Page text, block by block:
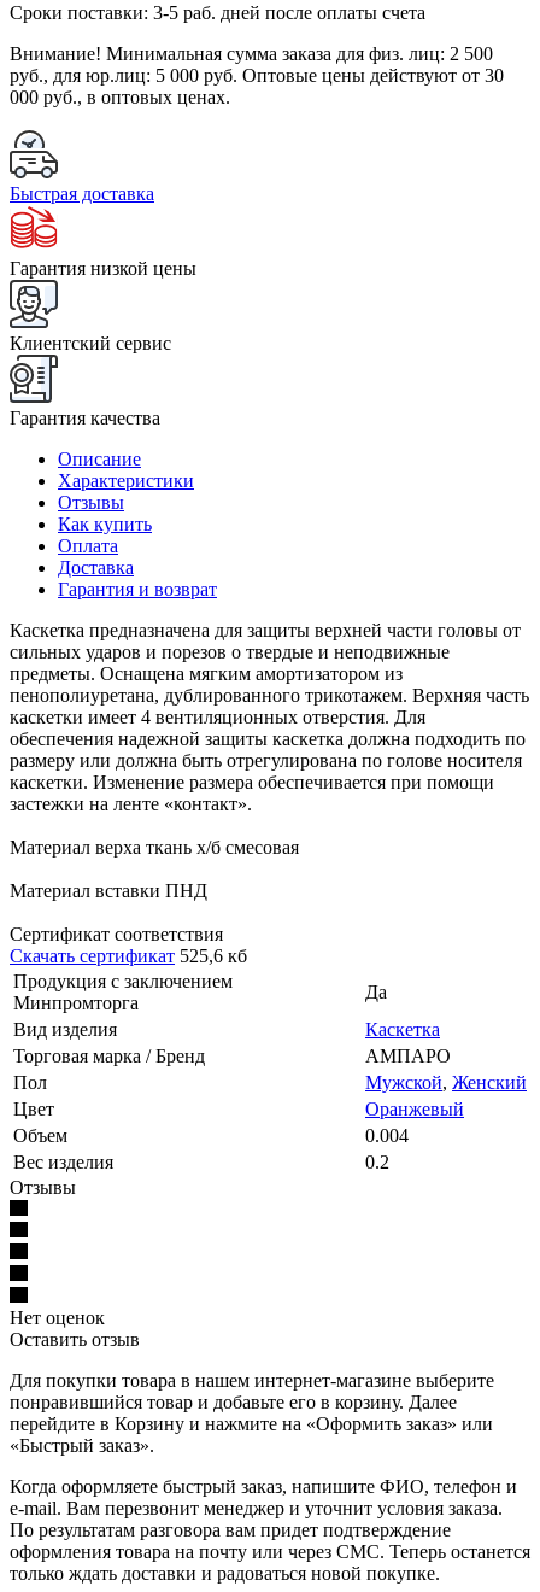
Сроки поставки: 3-5 раб. дней после оплаты счета
Внимание! Минимальная сумма заказа для физ. лиц: 2 500
руб., для юр.лиц: 5 000 руб. Оптовые цены действуют от 30
000 руб., в оптовых ценах.
Быстрая доставка
Гарантия низкой цены
Клиентский сервис
Гарантия качества
Описание
Характеристики
Отзывы
Как купить
Оплата
Доставка
Гарантия и возврат
Каскетка предназначена для защиты верхней части головы от
сильных ударов и порезов о твердые и неподвижные
предметы. Оснащена мягким амортизатором из
пенополиуретана, дублированного трикотажем. Верхняя часть
каскетки имеет 4 вентиляционных отверстия. Для
обеспечения надежной защиты каскетка должна подходить по
размеру или должна быть отрегулирована по голове носителя
каскетки. Изменение размера обеспечивается при помощи
застежки на ленте «контакт».
Материал верха ткань х/б смесовая
Материал вставки ПНД
Сертификат соответствия
Скачать сертификат 525,6 кб
Продукция с заключением
Минпромторга
Да
Вид изделия
Каскетка
Торговая марка / Бренд
АМПАРО
Пол
Мужской, Женский
Цвет
Оранжевый
Объем
0.004
Вес изделия
0.2
Отзывы
Нет оценок
Оставить отзыв
Для покупки товара в нашем интернет-магазине выберите
понравившийся товар и добавьте его в корзину. Далее
перейдите в Корзину и нажмите на «Оформить заказ» или
«Быстрый заказ».
Когда оформляете быстрый заказ, напишите ФИО, телефон и
e-mail. Вам перезвонит менеджер и уточнит условия заказа.
По результатам разговора вам придет подтверждение
оформления товара на почту или через СМС. Теперь останется
только ждать доставки и радоваться новой покупке.